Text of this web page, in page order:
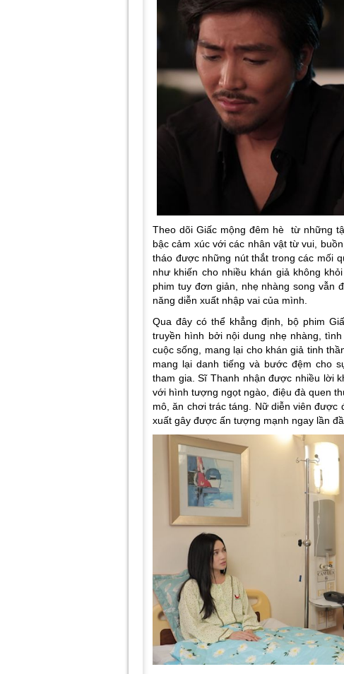
Theo dõi Giấc mộng đêm hè từ những
bậc cảm xúc với các nhân vật từ vui,
tháo được những nút thắt trong các mối
như khiến cho nhiều khán giả không
phim tuy đơn giản, nhẹ nhàng song vẫn
năng diễn xuất nhập vai của mình.
Qua đây có thể khẳng định, bộ phim
truyền hình bởi nội dung nhẹ nhàng,
cuộc sống, mang lại cho khán giả tinh
mang lại danh tiếng và bước đệm cho
tham gia. Sĩ Thanh nhận được nhiều lời
với hình tượng ngọt ngào, điệu đà quen
mô, ăn chơi trác táng. Nữ diễn viên được
xuất gây được ấn tượng mạnh ngay lần